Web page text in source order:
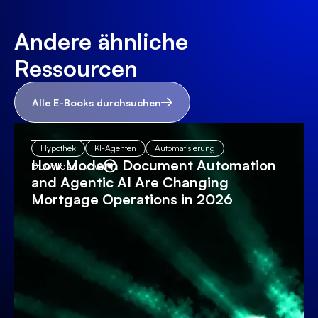
Andere ähnliche
Ressourcen
Alle E-Books durchsuchen
Hypothek KI-Agenten Automatisierung
How Modern Document Automation
and Agentic AI Are Changing
Mortgage Operations in 2026
Download Now